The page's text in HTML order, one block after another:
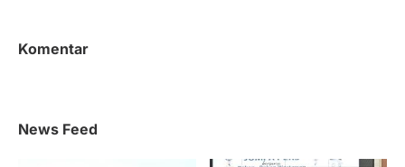
a
p
Komentar
News Feed